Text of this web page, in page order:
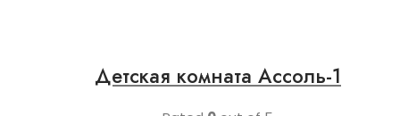
Детская комната Ассоль-1